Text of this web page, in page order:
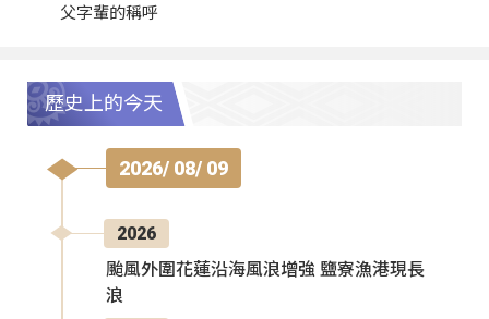
父字輩的稱呼
歷史上的今天
2026/ 08/ 09
2026
颱風外圍花蓮沿海風浪增強 鹽寮漁港現長
浪